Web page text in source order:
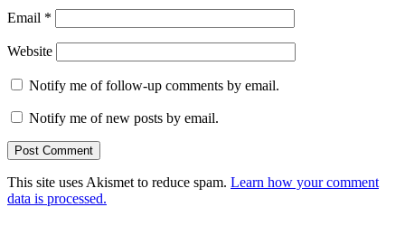
Email *
Website
Notify me of follow-up comments by email.
Notify me of new posts by email.
This site uses Akismet to reduce spam. Learn how your comment
data is processed.